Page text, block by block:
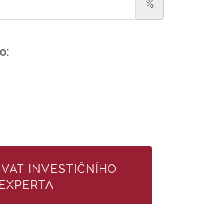
%
INVESTIČNÍHO
EXPERTA